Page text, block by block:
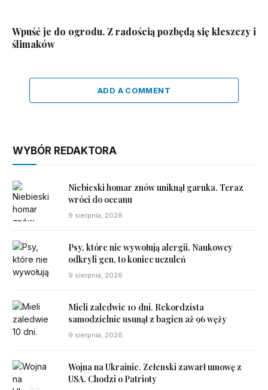
Wpuść je do ogrodu. Z radością pozbędą się kleszczy i
ślimaków
ADD A COMMENT
WYBÓR REDAKTORA
Niebieski homar znów uniknął garnka. Teraz
wróci do oceanu
9 sierpnia, 2026
Psy, które nie wywołują alergii. Naukowcy
odkryli gen, to koniec uczuleń
9 sierpnia, 2026
Mieli zaledwie 10 dni. Rekordzista
samodzielnie usunął z bagien aż 96 węży
9 sierpnia, 2026
Wojna na Ukrainie. Zełenski zawarł umowę z
USA. Chodzi o Patrioty